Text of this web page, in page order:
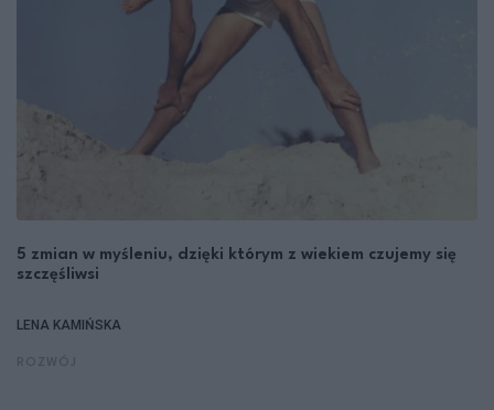
5 zmian w myśleniu, dzięki którym z wiekiem czujemy się
szczęśliwsi
LENA KAMIŃSKA